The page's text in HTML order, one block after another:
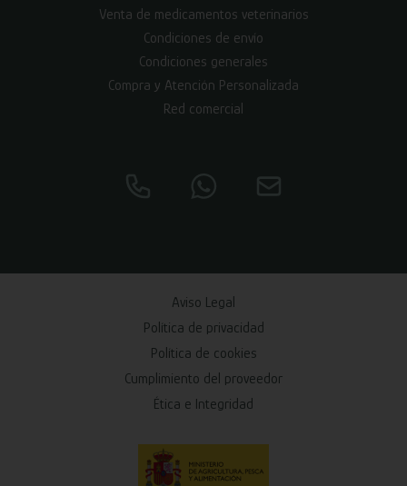
Venta de medicamentos veterinarios
Condiciones de envío
Condiciones generales
Compra y Atención Personalizada
Red comercial
Aviso Legal
Política de privacidad
Política de cookies
Cumplimiento del proveedor
Ética e Integridad